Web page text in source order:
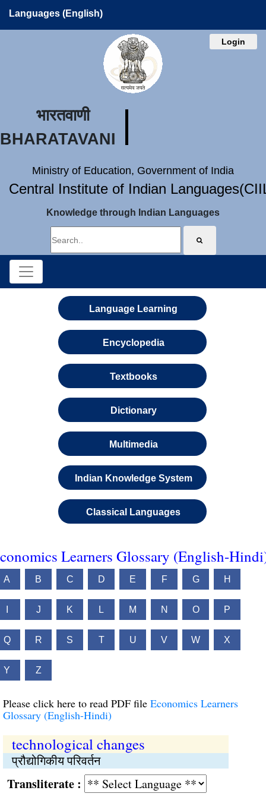
Languages (English)
Login
भारतवाणी
BHARATAVANI
Ministry of Education, Government of India
Central Institute of Indian
Knowledge through Indian Languages
Language Learning
Encyclopedia
Textbooks
Dictionary
Multimedia
Indian Knowledge System
Classical Languages
Learners Glossary (English-
A B C D E F G H
J K L M N O P
Q R S T U V W X
Y Z
Please click here to read PDF file Economics Learners
Glossary (English-Hindi)
technological changes
प्रौद्योगिकीय परिवर्तन
: